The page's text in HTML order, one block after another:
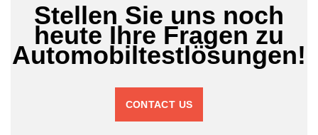
Stellen Sie uns noch
heute Ihre Fragen zu
Automobiltestlösungen!
CONTACT US